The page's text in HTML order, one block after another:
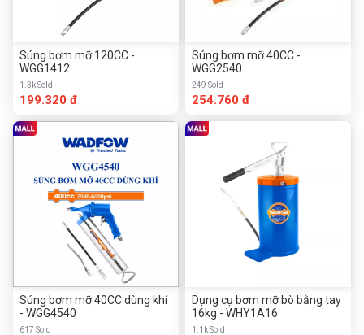
Súng bơm mỡ 120CC -
WGG1412
1.3k Sold
199.320 đ
Súng bơm mỡ 40CC dùng khí
- WGG4540
617 Sold
Súng bơm mỡ 40CC -
WGG2540
249 Sold
254.760 đ
Dụng cụ bơm mỡ bò bằng tay
16kg - WHY1A16
1.1k Sold